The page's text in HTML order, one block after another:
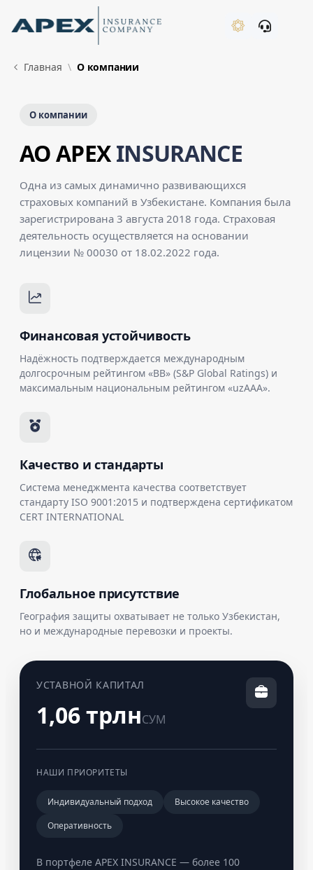
Skip to Main Content
Главная О компании
О компании
AO APEXINSURANCE
Одна из самых динамично развивающихся
страховых компаний в Узбекистане. Компания была
зарегистрирована 3 августа 2018 года. Страховая
деятельность осуществляется на основании
лицензии № 00030 от 18.02.2022 года.
Финансовая устойчивость
Надёжность подтверждается международным
долгосрочным рейтингом «BB» (S&P Global Ratings) и
максимальным национальным рейтингом «uzAAA».
Качество и стандарты
Система менеджмента качества соответствует
стандарту ISO 9001:2015 и подтверждена сертификатом
CERT INTERNATIONAL
Глобальное присутствие
География защиты охватывает не только Узбекистан,
но и международные перевозки и проекты.
УСТАВНОЙ КАПИТАЛ
1,06 трлнСУМ
НАШИ ПРИОРИТЕТЫ
Индивидуальный подход
Высокое качество
Оперативность
В портфеле APEX INSURANCE — более 100
New